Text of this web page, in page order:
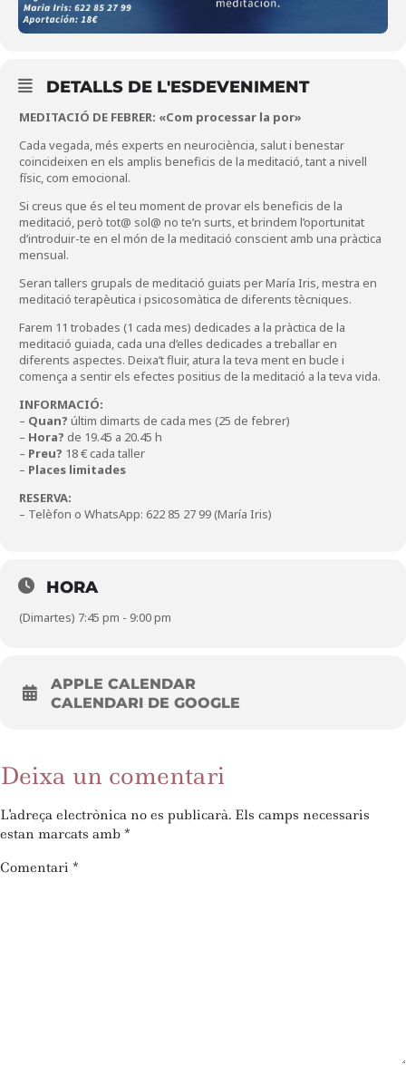
DETALLS DE L'ESDEVENIMENT
MEDITACIÓ DE FEBRER: «Com processar la por»
Cada vegada, més experts en neurociència, salut i benestar
coincideixen en els amplis beneficis de la meditació, tant a nivell
físic, com emocional.
Si creus que és el teu moment de provar els beneficis de la
meditació, però tot@ sol@ no te’n surts, et brindem l’oportunitat
d’introduir-te en el món de la meditació conscient amb una pràctica
mensual.
Seran tallers grupals de meditació guiats per María Iris, mestra en
meditació terapèutica i psicosomàtica de diferents tècniques.
Farem 11 trobades (1 cada mes) dedicades a la pràctica de la
meditació guiada, cada una d’elles dedicades a treballar en
diferents aspectes. Deixa’t fluir, atura la teva ment en bucle i
comença a sentir els efectes positius de la meditació a la teva vida.
INFORMACIÓ:
– Quan? últim dimarts de cada mes (25 de febrer)
– Hora? de 19.45 a 20.45 h
– Preu? 18 € cada taller
– Places limitades
RESERVA:
– Telèfon o WhatsApp: 622 85 27 99 (María Iris)
HORA
(Dimartes) 7:45 pm - 9:00 pm
APPLE CALENDAR
CALENDARI DE GOOGLE
Deixa un comentari
L'adreça electrònica no es publicarà. Els camps necessaris
estan marcats amb *
Comentari *